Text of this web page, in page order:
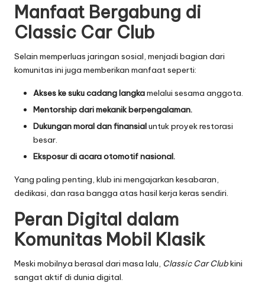
Manfaat Bergabung di
Classic Car Club
Selain memperluas jaringan sosial, menjadi bagian dari
komunitas ini juga memberikan manfaat seperti:
Akses ke suku cadang langkamelalui sesama anggota.
Mentorship dari mekanik berpengalaman.
Dukungan moral dan finansialuntuk proyek restorasi
besar.
Eksposur di acara otomotif nasional.
Yang paling penting, klub ini mengajarkan kesabaran,
dedikasi, dan rasa bangga atas hasil kerja keras sendiri.
Peran Digital dalam
Komunitas Mobil Klasik
Meski mobilnya berasal dari masa lalu, Classic Car Clubkini
sangat aktif di dunia digital.